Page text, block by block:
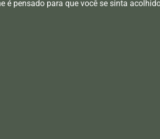
é pensado para que você se sinta